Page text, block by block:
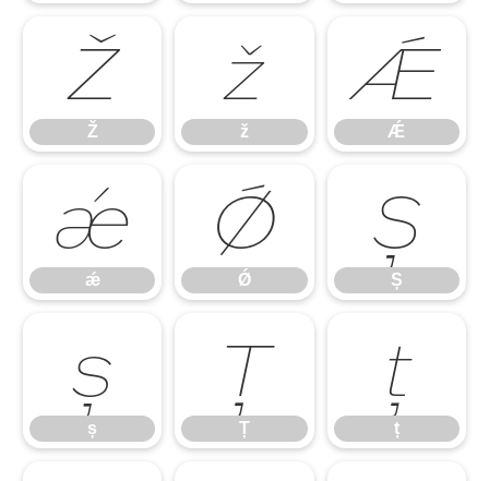
Ž
Ž
ž
ž
Ǽ
Ǽ
ǽ
ǽ
Ǿ
Ǿ
Ș
Ș
ș
ș
Ț
Ț
ț
ț